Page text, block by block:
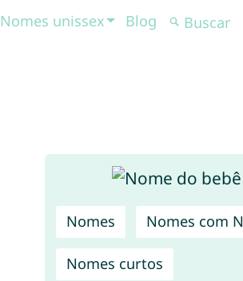
Nomes unissex Blog
Nomes Nomes com N
Nomes curtos